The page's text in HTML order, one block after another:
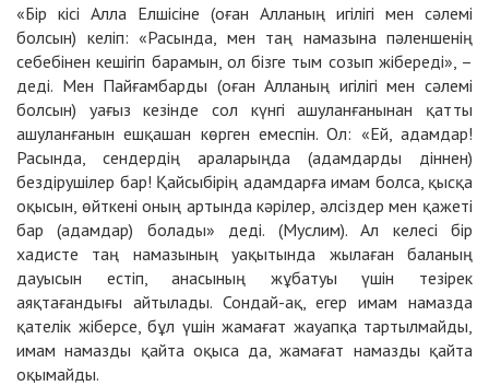
«Бір кісі Алла Елшісіне (оған Алланың игілігі мен сәлемі
болсын) келіп: «Расында, мен таң намазына пәленшенің
себебінен кешігіп барамын, ол бізге тым созып жібереді», –
деді. Мен Пайғамбарды (оған Алланың игілігі мен сәлемі
болсын) уағыз кезінде сол күнгі ашуланғанынан қатты
ашуланғанын ешқашан көрген емеспін. Ол: «Ей, адамдар!
Расында, сендердің араларыңда (адамдарды діннен)
бездірушілер бар! Қайсыбірің адамдарға имам болса, қысқа
оқысын, өйткені оның артында кәрілер, әлсіздер мен қажеті
бар (адамдар) болады» деді. (Муслим). Ал келесі бір
хадисте таң намазының уақытында жылаған баланың
дауысын естіп, анасының жұбатуы үшін тезірек
аяқтағандығы айтылады. Сондай-ақ, егер имам намазда
қателік жіберсе, бұл үшін жамағат жауапқа тартылмайды,
имам намазды қайта оқыса да, жамағат намазды қайта
оқымайды.